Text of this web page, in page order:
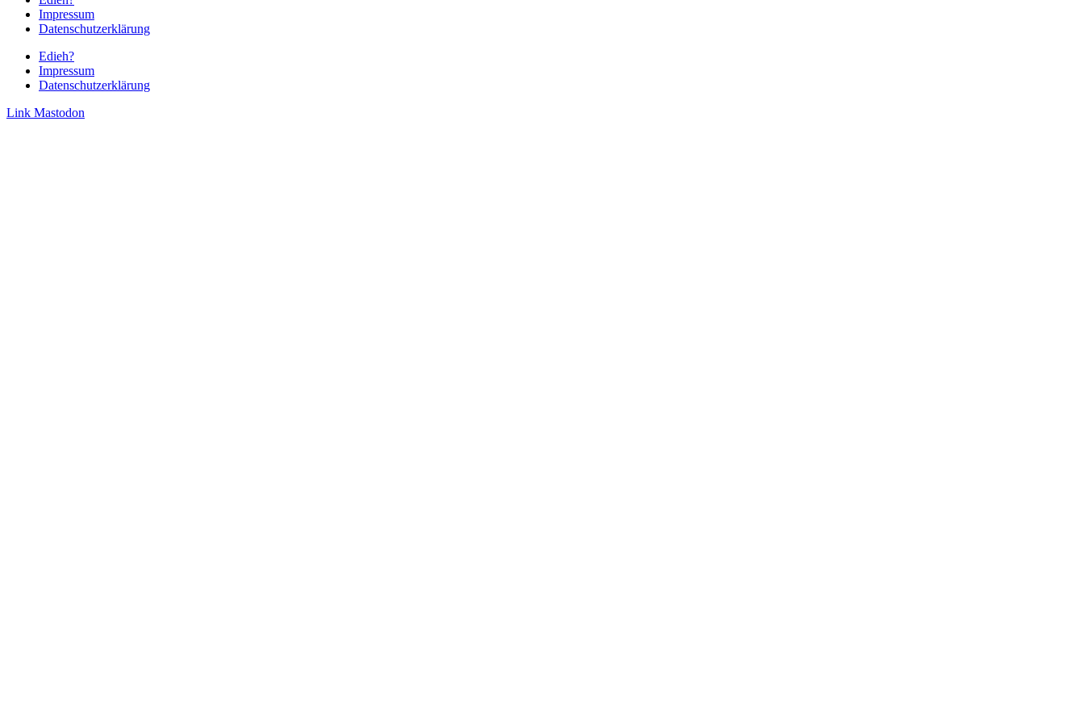
Impressum
Datenschutzerklärung
Edieh?
Impressum
Datenschutzerklärung
Link Mastodon